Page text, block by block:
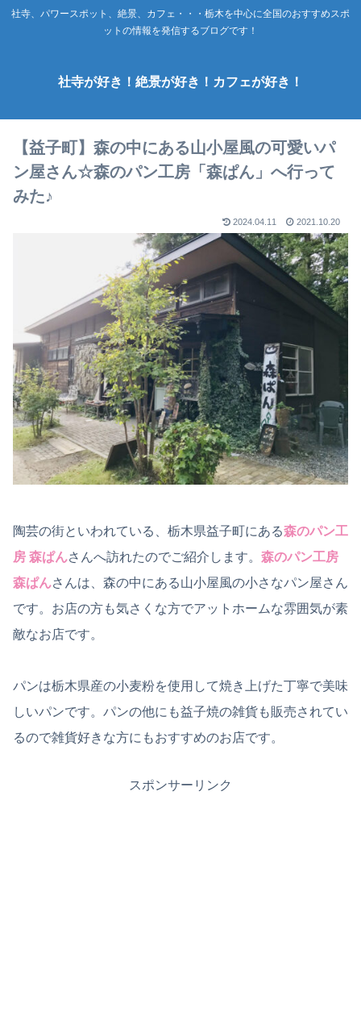
社寺、パワースポット、絶景、カフェ・・・栃木を中心に全国のおすすめスポ
ットの情報を発信するブログです！
社寺が好き！絶景が好き！カフェが好き！
【益子町】森の中にある山小屋風の可愛いパ
ン屋さん☆森のパン工房「森ぱん」へ行って
みた♪
2024.04.11 2021.10.20
陶芸の街といわれている、栃木県益子町にある森のパン工
房 森ぱんさんへ訪れたのでご紹介します。 森のパン工房
森ぱんさんは、森の中にある山小屋風の小さなパン屋さん
です。お店の方も気さくな方でアットホームな雰囲気が素
敵なお店です。
パンは栃木県産の小麦粉を使用して焼き上げた丁寧で美味
しいパンです。パンの他にも益子焼の雑貨も販売されてい
るので雑貨好きな方にもおすすめのお店です。
スポンサーリンク